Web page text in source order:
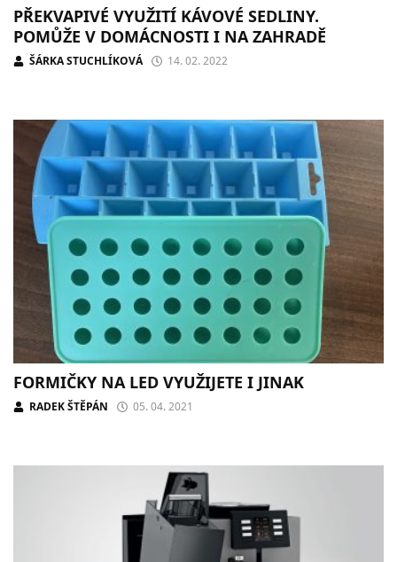
PŘEKVAPIVÉ VYUŽITÍ KÁVOVÉ SEDLINY.
POMŮŽE V DOMÁCNOSTI I NA ZAHRADĚ
ŠÁRKA STUCHLÍKOVÁ 14. 02. 2022
FORMIČKY NA LED VYUŽIJETE I JINAK
RADEK ŠTĚPÁN 05. 04. 2021